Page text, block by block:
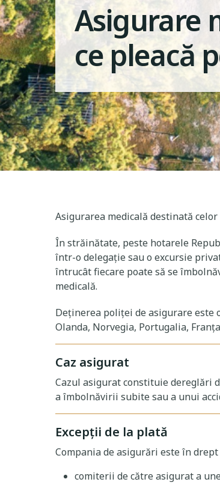
Asigurare
cе pleacă
Asigurarea medicală destinată
În străinătate, peste hotarele
într-o delegaţie sau o excursie
întrucât fiecare poate să se
medicală.
Deţinerea poliţei de asigurare este
Olanda, Norvegia, Portugalia,
Caz asigurat
Cazul asigurat constituie dereglări
a îmbolnăvirii subite sau a unui
Excepții de la plată
Compania de asigurări este în
comiterii de către asigurat a